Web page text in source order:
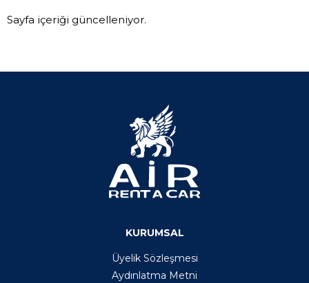
Sayfa içeriği güncelleniyor.
KURUMSAL
Üyelik Sözleşmesi
Aydınlatma Metni